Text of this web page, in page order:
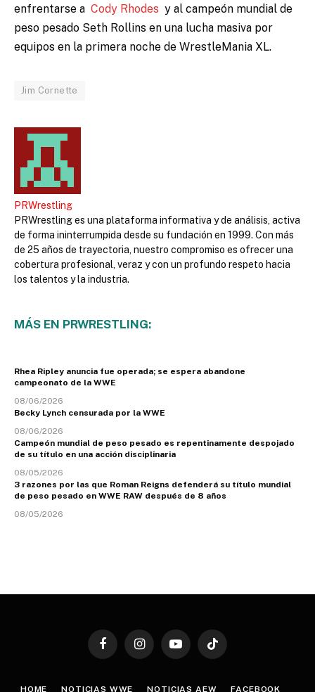
enfrentarse a Cody Rhodes y al campeón mundial de
peso pesado Seth Rollins en una lucha masiva por
equipos en la primera noche de WrestleMania XL.
Jim Cornette
PRWrestling
PRWrestling es una plataforma informativa y de análisis, activa
de forma ininterrumpida desde su fundación en 1999. Con más
de 25 años de trayectoria, nuestro compromiso es ofrecer una
cobertura profesional, veraz y con un profundo respeto hacia
los talentos y la industria.
MÁS EN PRWRESTLING:
Rhea Ripley anuncia fue operada; se espera abandone
campeonato de la WWE
08/06/2026
Becky Lynch censurada por la WWE
08/06/2026
Campeón mundial de peso pesado es repentinamente despojado
de su título en una acción disciplinaria
08/05/2026
3 razones por las que Roman Reigns defenderá su título mundial
de peso pesado en WWE RAW después de 8 años
08/05/2026
FacebookInstagramYouTubeTikTok
HOME NOTICIAS WWE NOTICIAS AEW FACEBOOK